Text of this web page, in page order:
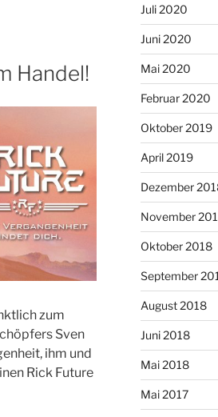
Handel!
zum
Sven
ihm und
Rick Future
Juli 2020
Juni 2020
Mai 2020
Februar 2020
Oktober 2019
April 2019
Dezember
November
Oktober 2018
September
August 2018
Juni 2018
Mai 2018
Mai 2017